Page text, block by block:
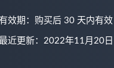
效期：购买后 30 天内有效
近更新：2022年11月20日